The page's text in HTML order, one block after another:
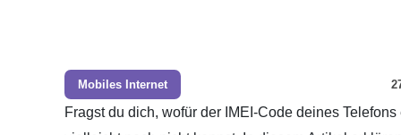
Mobiles Internet
Fragst du dich, wofür der IMEI-Code deines